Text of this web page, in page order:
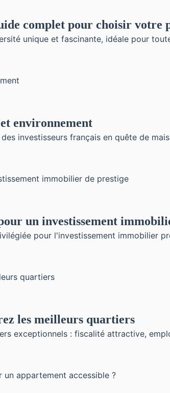
complet pour choisir votre
unique et fascinante, idéale pour
environnement
investisseurs français en quête de
un investissement
pour l'investissement immobilier
les meilleurs quartiers
exceptionnels : fiscalité attractive,